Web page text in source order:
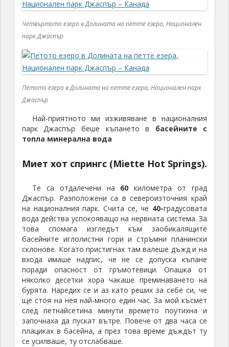
Четвъртото езеро в Долината на петте езера, Национален
парк Джаспър
Петото езеро в Долината на петте езера, Национален парк
Джаспър
Най-приятното ми изживяване в националния
парк Джаспър беше къпането в басейните с
топла минерална вода
Миет хот спрингс (Miette Hot Springs).
Те са отдалечени на 60 километра от град
Джаспър. Разположени са в североизточния край
на националния парк. Счита се, че 40-градусовата
вода действа успокояващо на нервната система. За
това спомага изгледът към заобикалящите
басейните иглолистни гори и стръмни планински
склонове. Когато пристигнах там валеше дъжд и на
входа имаше надпис, че не се допуска къпане
поради опасност от гръмотевици. Опашка от
няколко десетки хора чакаше преминаването на
бурята. Наредих се и аз като реших за себе си, че
ще стоя на нея най-много един час. За мой късмет
след петнайсетина минути времето поутихна и
започнаха да пускат вътре. Повече от два часа се
плациках в басейна, а през това време дъждът ту
се усилваше, ту отслабваше.